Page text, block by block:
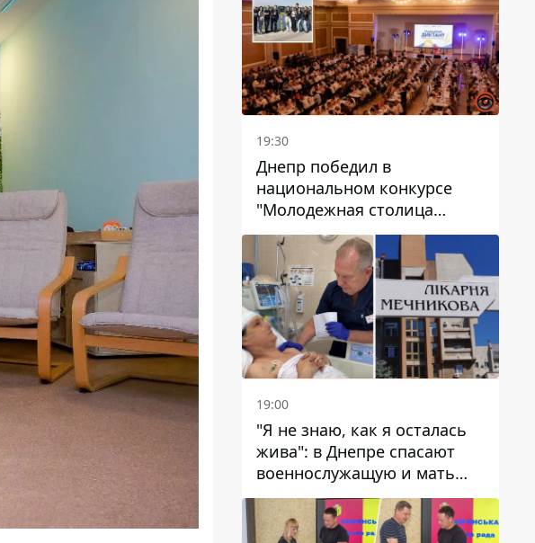
19:30
Днепр победил в
национальном конкурсе
"Молодежная столица
Украины – 2026"
19:00
"Я не знаю, как я осталась
жива": в Днепре спасают
военнослужащую и мать
четверых детей, которую
ранил КАБ